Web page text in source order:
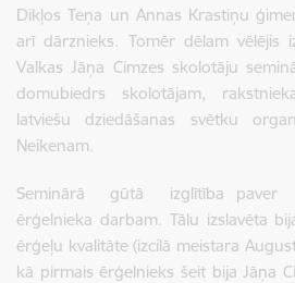
Dikļos Teņa un Annas Krastiņu
arī dārznieks. Tomēr dēlam vēlējis
Valkas Jāņa Cimzes skolotāju
domubiedrs skolotājam,
latviešu dziedāšanas svētku
Neikenam.
Seminārā gūtā izglītība paver
ērģelnieka darbam. Tālu izslavēta
ērģeļu kvalitāte (izcilā meistara
kā pirmais ērģelnieks šeit bija Jāņa